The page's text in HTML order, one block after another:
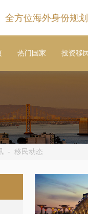
全方位海外身份规
热门国家 投资移
- 移民动态